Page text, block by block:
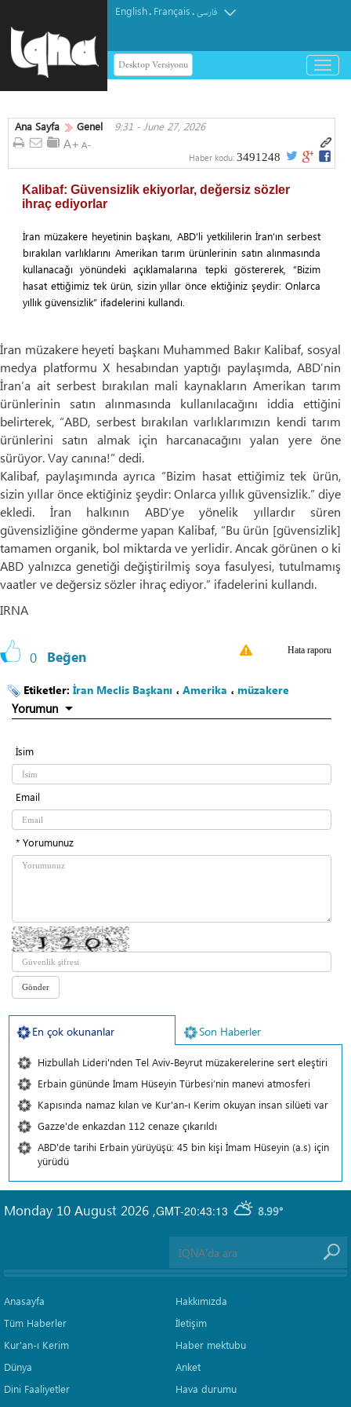
English. Français.فارسی
Desktop Versiyonu
باز
و
کردن
Ana Sayfa Genel 9:31 - June 27, 2026
Haber kodu: 3491248
Kalibaf: Güvensizlik ekiyorlar, değersiz sözler
ihraç ediyorlar
İran müzakere heyetinin başkanı, ABD’li yetkililerin İran’ın serbest
bırakılan varlıklarını Amerikan tarım ürünlerinin satın alınmasında
kullanacağı yönündeki açıklamalarına tepki göstererek, “Bizim
hasat ettiğimiz tek ürün, sizin yıllar önce ektiğiniz şeydir: Onlarca
yıllık güvensizlik” ifadelerini kullandı.
İran müzakere heyeti başkanı Muhammed Bakır Kalibaf, sosyal
medya platformu X hesabından yaptığı paylaşımda, ABD’nin
İran’a ait serbest bırakılan mali kaynakların Amerikan tarım
ürünlerinin satın alınmasında kullanılacağını iddia ettiğini
belirterek, “ABD, serbest bırakılan varlıklarımızın kendi tarım
ürünlerini satın almak için harcanacağını yalan yere öne
sürüyor. Vay canına!” dedi.
Kalibaf, paylaşımında ayrıca “Bizim hasat ettiğimiz tek ürün,
sizin yıllar önce ektiğiniz şeydir: Onlarca yıllık güvensizlik.” diye
ekledi. İran halkının ABD’ye yönelik yıllardır süren
güvensizliğine gönderme yapan Kalibaf, “Bu ürün [güvensizlik]
tamamen organik, bol miktarda ve yerlidir. Ancak görünen o ki
ABD yalnızca genetiği değiştirilmiş soya fasulyesi, tutulmamış
vaatler ve değersiz sözler ihraç ediyor.” ifadelerini kullandı.
IRNA
0 Beğen Hata raporu
Etiketler: İran Meclis Başkanı ، Amerika ، müzakere
Yorumun
İsim
Email
* Yorumunuz
En çok okunanlar Son Haberler
Hizbullah Lideri'nden Tel Aviv-Beyrut müzakerelerine sert eleştiri
Erbain gününde İmam Hüseyin Türbesi’nin manevi atmosferi
Kapısında namaz kılan ve Kur'an-ı Kerim okuyan insan silüeti var
Gazze'de enkazdan 112 cenaze çıkarıldı
ABD'de tarihi Erbain yürüyüşü: 45 bin kişi İmam Hüseyin (a.s) için
yürüdü
GMT-20:43:13 8.99°
Monday 10 August 2026 ,
Anasayfa
Tüm Haberler
Kur'an-ı Kerim
Dünya
Dini Faaliyetler
Hakkımızda
İletişim
Haber mektubu
Anket
Hava durumu